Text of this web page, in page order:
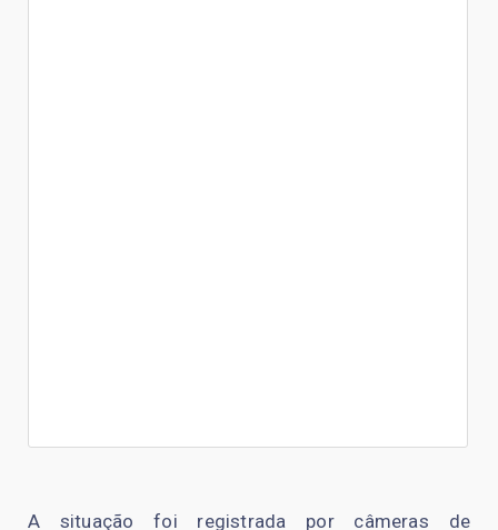
A situação foi registrada por câmeras de